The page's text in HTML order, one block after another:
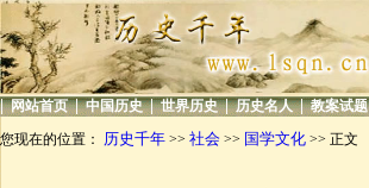
| 网站首页 | 中国历史 | 世界历史 | 历史名人 | 教案试题
您现在的位置： 历史千年 >> 社会 >> 国学文化 >> 正文